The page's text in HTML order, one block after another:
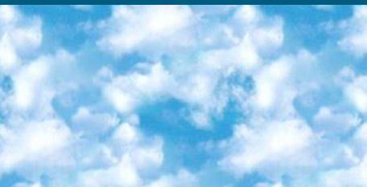
библиотека открытого доступа. Каталог площадки регулярно обрастает текстами статей из различных научных изданий. Сгруппированные по журналам и рубрикам публикации можно читать онлайн или скачивать целиком в PDF-формате. Проект нацелен на популяризацию науки за счёт открытого доступа к качественной информации. 6. «ПостНаука» На этом ресурсе публикуют подборки видеолекций, составленные экспертами из разных отраслей и объединённые общими темами. Среди них, к примеру, есть серии «Биоинформатика и геномика», «Культура средневековой Скандинавии» и Cinema Studies о теории кино. Каждая подборка лекций — логически связанная история, рассказанная экспертом от первого лица. Кроме того, на сайте появляются научно-образовательные статьи и тесты на разные темы. 7. «Newочём» Команда проекта «Newочём» отбирает самые интересные тексты из англоязычных СМИ и переводит те из них, за которые голосуют участники сообщества «ВКонтакте». По большей части это научно-популярные статьи. Редакторы придумывают лишь заголовки, в остальном содержание переводов соответствует оригиналам. Полные тексты можно читать прямо в социальной сети. 8. InternetUrok Онлайн-база материалов по основным дисциплинам школьной программы. Информация на сайте структурирована по классам, предметам и темам (урокам). Каждый урок состоит из видеолекций и конспектов. Есть также интерактивные тренажёры и тесты для закрепления пройденного материала. Даже если вы давно окончили школу, возможность повторить программу старших классов всегда может пригодиться. 9. Edutainme Ещё один ресурс об образовании. В отличие от Newtonew, как мне кажется, Edutainme больше ориентируется на представителей индустрии: педагогов, предпринимателей, разработчиков образовательных проектов. Но и любой, кто просто стремится к саморазвитию, найдёт на сайте много полезного и интересного для себя. Например, информацию о новых курсах и образовательных сервисах. 10. Newtonew Онлайн-медиа об образовании и обучении в широком смысле. Авторы Newtonew пишут об инструментах, заведениях, тактиках и стратегиях, которые помогают учить других и получать новые знания самостоятельно. На этой площадке вы найдёте новости, обзоры, аналитические мат